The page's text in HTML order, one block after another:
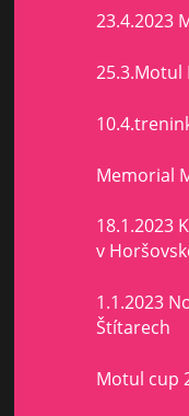
23.4.2023
25.3.Motul
Memorial
18.1.2023
v
1.1.2023
Štítarech
Motul cup